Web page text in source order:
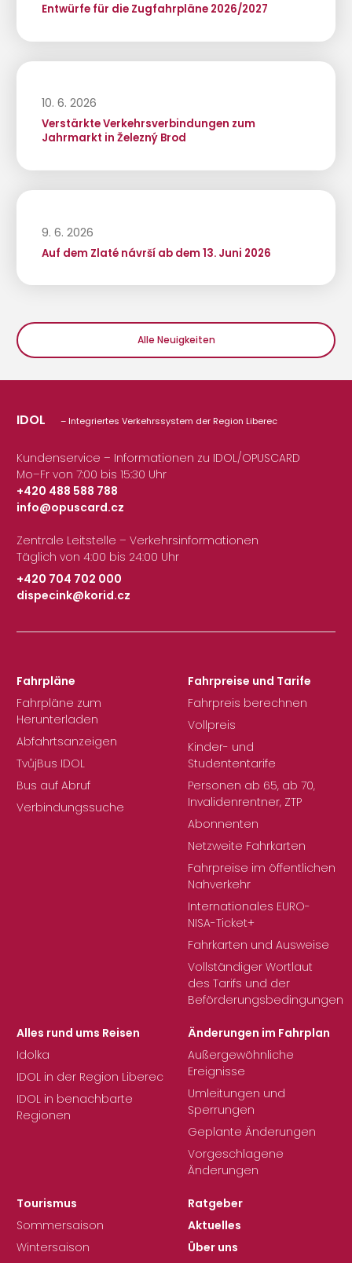
Entwürfe für die Zugfahrpläne 2026/2027
10. 6. 2026
Verstärkte Verkehrsverbindungen zum
Jahrmarkt in Železný Brod
9. 6. 2026
Auf dem Zlaté návrší ab dem 13. Juni 2026
Alle Neuigkeiten
IDOL – Integriertes Verkehrssystem der Region Liberec
Kundenservice – Informationen zu IDOL/OPUSCARD
Mo–Fr von 7:00 bis 15:30 Uhr
+420 488 588 788
|
info@opuscard.cz
Zentrale Leitstelle – Verkehrsinformationen
Täglich von 4:00 bis 24:00 Uhr
+420 704 702 000
|
dispecink@korid.cz
Fahrpläne
Fahrpläne zum
Herunterladen
Abfahrtsanzeigen
TvůjBus IDOL
Bus auf Abruf
Verbindungssuche
Fahrpreise und Tarife
Fahrpreis berechnen
Vollpreis
Kinder- und
Studententarife
Personen ab 65, ab 70,
Invalidenrentner, ZTP
Abonnenten
Netzweite Fahrkarten
Fahrpreise im öffentlichen
Nahverkehr
Internationales EURO-
NISA-Ticket+
Fahrkarten und Ausweise
Vollständiger Wortlaut
des Tarifs und der
Beförderungsbedingungen
Alles rund ums Reisen
Idolka
IDOL in der Region Liberec
IDOL in benachbarte
Regionen
Änderungen im Fahrplan
Außergewöhnliche
Ereignisse
Umleitungen und
Sperrungen
Geplante Änderungen
Vorgeschlagene
Änderungen
Tourismus
Sommersaison
Wintersaison
Ratgeber
Aktuelles
Über uns